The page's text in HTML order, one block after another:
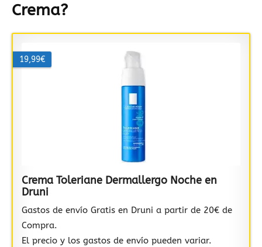
Crema?
19,99€
Crema Toleriane Dermallergo Noche en
Druni
Gastos de envío Gratis en Druni a partir de 20€ de
Compra.
El precio y los gastos de envío pueden variar.